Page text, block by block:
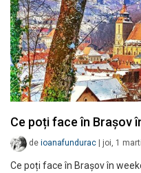
Ce poți face în Brașov
de ioanafundurac joi, 1
Ce poți face în Brașov în